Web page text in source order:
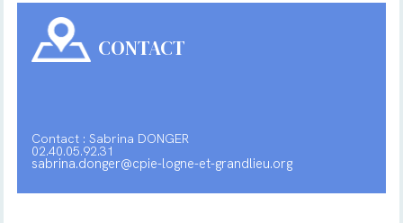
CONTACT
Contact : Sabrina DONGER
02.40.05.92.31
sabrina.donger@cpie-logne-et-grandlieu.org